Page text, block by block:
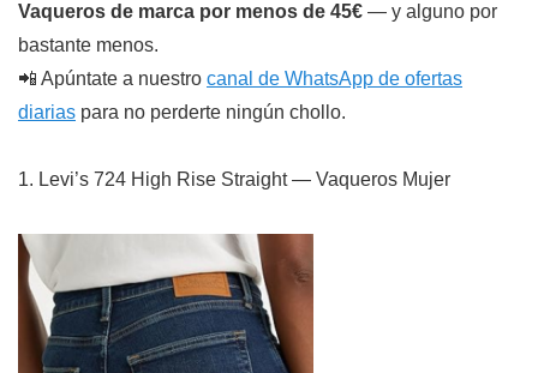
Vaqueros de marca por menos de 45€ — y alguno por
bastante menos.
📲 Apúntate a nuestro canal de WhatsApp de ofertas
diarias para no perderte ningún chollo.
1. Levi’s 724 High Rise Straight — Vaqueros Mujer